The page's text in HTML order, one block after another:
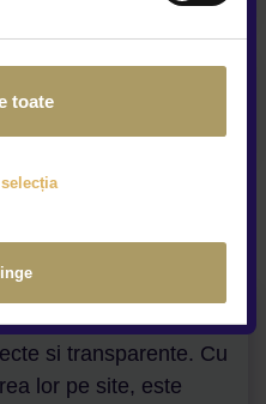
toate
ca informatiile
si transparente. Cu
lor pe site, este